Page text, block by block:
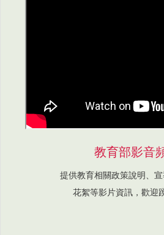
教育部影音
提供教育相關政策說明、
花絮等影片資訊，歡迎